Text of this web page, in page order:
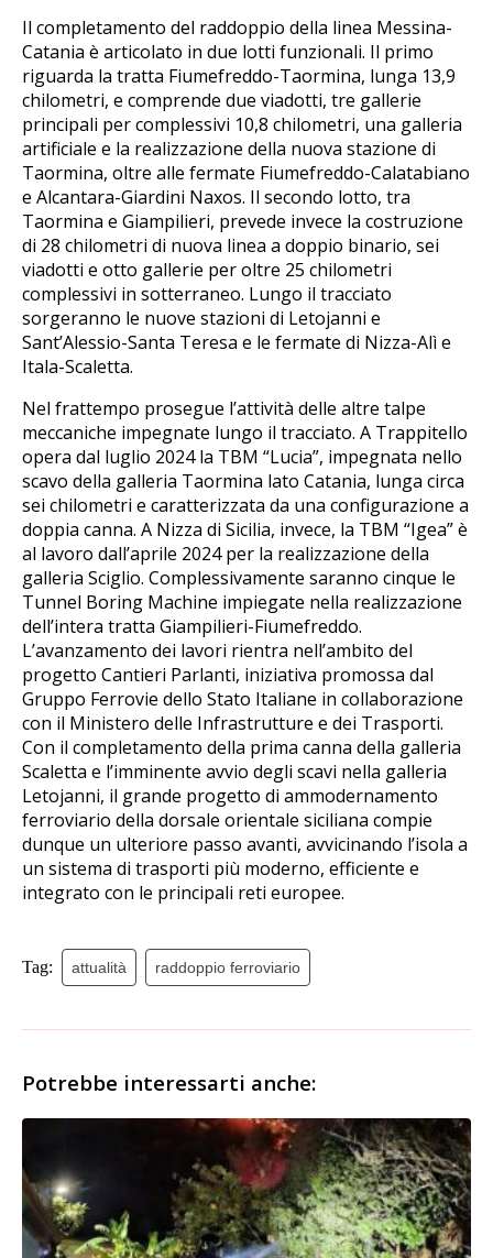
Il completamento del raddoppio della linea Messina-
Catania è articolato in due lotti funzionali. Il primo
riguarda la tratta Fiumefreddo-Taormina, lunga 13,9
chilometri, e comprende due viadotti, tre gallerie
principali per complessivi 10,8 chilometri, una galleria
artificiale e la realizzazione della nuova stazione di
Taormina, oltre alle fermate Fiumefreddo-Calatabiano
e Alcantara-Giardini Naxos. Il secondo lotto, tra
Taormina e Giampilieri, prevede invece la costruzione
di 28 chilometri di nuova linea a doppio binario, sei
viadotti e otto gallerie per oltre 25 chilometri
complessivi in sotterraneo. Lungo il tracciato
sorgeranno le nuove stazioni di Letojanni e
Sant’Alessio-Santa Teresa e le fermate di Nizza-Alì e
Itala-Scaletta.
Nel frattempo prosegue l’attività delle altre talpe
meccaniche impegnate lungo il tracciato. A Trappitello
opera dal luglio 2024 la TBM “Lucia”, impegnata nello
scavo della galleria Taormina lato Catania, lunga circa
sei chilometri e caratterizzata da una configurazione a
doppia canna. A Nizza di Sicilia, invece, la TBM “Igea” è
al lavoro dall’aprile 2024 per la realizzazione della
galleria Sciglio. Complessivamente saranno cinque le
Tunnel Boring Machine impiegate nella realizzazione
dell’intera tratta Giampilieri-Fiumefreddo.
L’avanzamento dei lavori rientra nell’ambito del
progetto Cantieri Parlanti, iniziativa promossa dal
Gruppo Ferrovie dello Stato Italiane in collaborazione
con il Ministero delle Infrastrutture e dei Trasporti.
Con il completamento della prima canna della galleria
Scaletta e l’imminente avvio degli scavi nella galleria
Letojanni, il grande progetto di ammodernamento
ferroviario della dorsale orientale siciliana compie
dunque un ulteriore passo avanti, avvicinando l’isola a
un sistema di trasporti più moderno, efficiente e
integrato con le principali reti europee.
Tag: attualità raddoppio ferroviario
Potrebbe interessarti anche: